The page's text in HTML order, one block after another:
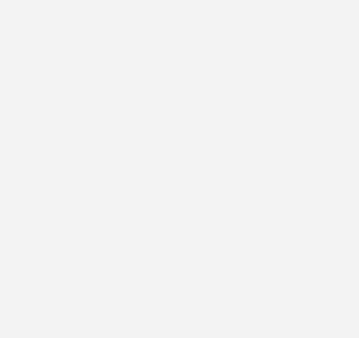
Zeitpläne gesprengt
und Kosten müsste jeden halbgebildeten
es für die Atomkraft keine Zukunft gibt. Alle im
abgeschlossenen Bauvorhaben für neue
geplante Budget um das Drei- bis
Verzögerungen beliefen sich auf zehn Jahre
haben Windkraftwerke und Photovoltaik
und zwar mit deutlichem Abstand.
bei der Reparatur der alten Atommeiler aus.